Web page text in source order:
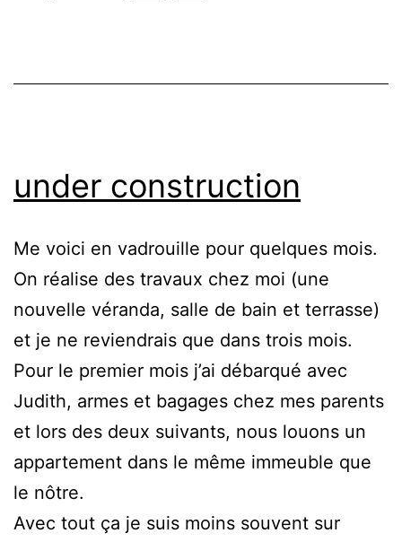
under construction
Me voici en vadrouille pour quelques mois.
On réalise des travaux chez moi (une
nouvelle véranda, salle de bain et terrasse)
et je ne reviendrais que dans trois mois.
Pour le premier mois j’ai débarqué avec
Judith, armes et bagages chez mes parents
et lors des deux suivants, nous louons un
appartement dans le même immeuble que
le nôtre.
Avec tout ça je suis moins souvent sur